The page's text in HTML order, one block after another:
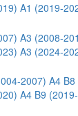
A1 (2019-
A3 (2008-
A3 (2024-
2007) A4
A4 B9